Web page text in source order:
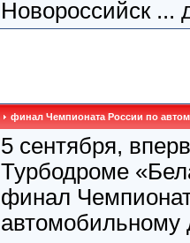
Новороссийск ...
финал Чемпионата России по
5 сентября,
Турбодроме
финал
автомобильному